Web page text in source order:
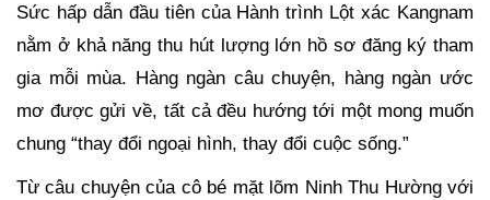
Sức hấp dẫn đầu tiên của Hành trình Lột xác Kangnam
nằm ở khả năng thu hút lượng lớn hồ sơ đăng ký tham
gia mỗi mùa. Hàng ngàn câu chuyện, hàng ngàn ước
mơ được gửi về, tất cả đều hướng tới một mong muốn
chung “thay đổi ngoại hình, thay đổi cuộc sống.”
Từ câu chuyện của cô bé mặt lõm Ninh Thu Hường với